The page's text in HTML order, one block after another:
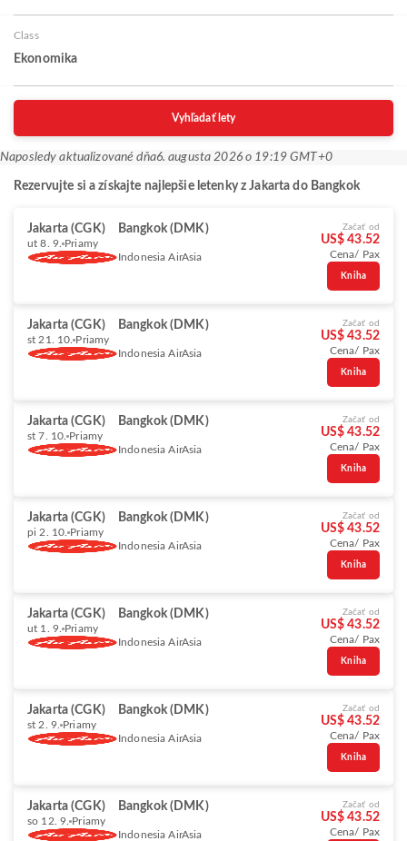
Class
Ekonomika
Vyhľadať lety
Naposledy aktualizované dňa6. augusta 2026 o 19:19 GMT+0
Rezervujte si a získajte najlepšie letenky z Jakarta do Bangkok
Jakarta (CGK) Bangkok (DMK)
ut 8. 9. Priamy
Indonesia AirAsia
Začať od
US$ 43.52
Cena/ Pax
Kniha
Jakarta (CGK) Bangkok (DMK)
st 21. 10. Priamy
Indonesia AirAsia
Začať od
US$ 43.52
Cena/ Pax
Kniha
Jakarta (CGK) Bangkok (DMK)
st 7. 10. Priamy
Indonesia AirAsia
Začať od
US$ 43.52
Cena/ Pax
Kniha
Jakarta (CGK) Bangkok (DMK)
pi 2. 10. Priamy
Indonesia AirAsia
Začať od
US$ 43.52
Cena/ Pax
Kniha
Jakarta (CGK) Bangkok (DMK)
ut 1. 9. Priamy
Indonesia AirAsia
Začať od
US$ 43.52
Cena/ Pax
Kniha
Jakarta (CGK) Bangkok (DMK)
st 2. 9. Priamy
Indonesia AirAsia
Začať od
US$ 43.52
Cena/ Pax
Kniha
Jakarta (CGK) Bangkok (DMK)
so 12. 9. Priamy
Indonesia AirAsia
Začať od
US$ 43.52
Cena/ Pax